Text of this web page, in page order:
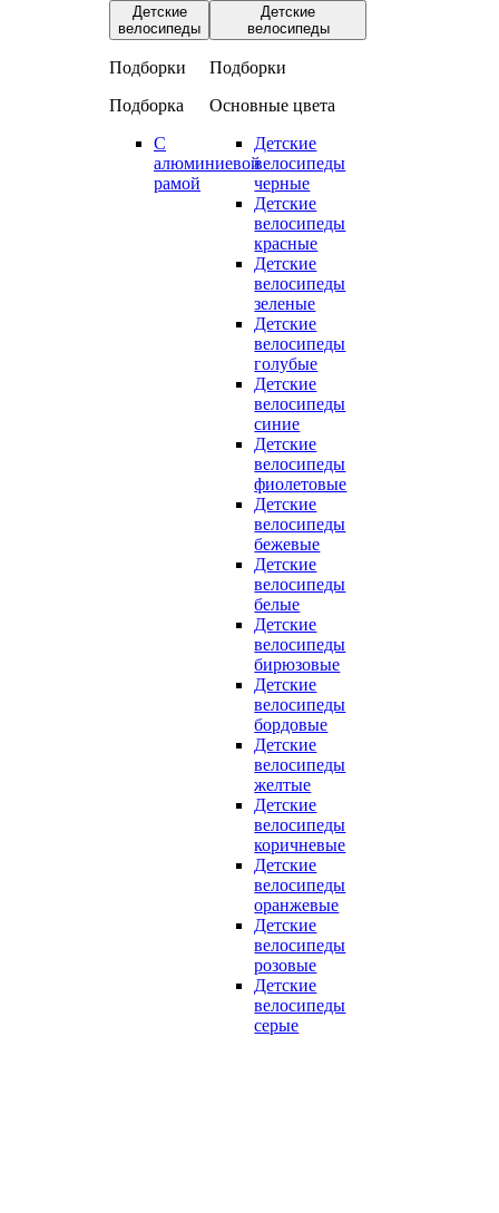
Детские
велосипеды
Подборки
Подборка
С
алюминиевой
рамой
Детские
велосипеды
Подборки
Основные цвета
Детские
велосипеды
черные
Детские
велосипеды
красные
Детские
велосипеды
зеленые
Детские
велосипеды
голубые
Детские
велосипеды
синие
Детские
велосипеды
фиолетовые
Детские
велосипеды
бежевые
Детские
велосипеды
белые
Детские
велосипеды
бирюзовые
Детские
велосипеды
бордовые
Детские
велосипеды
желтые
Детские
велосипеды
коричневые
Детские
велосипеды
оранжевые
Детские
велосипеды
розовые
Детские
велосипеды
серые